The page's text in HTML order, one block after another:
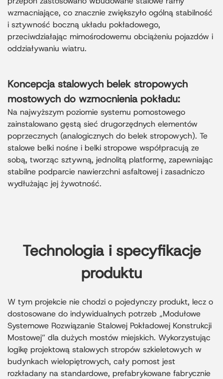
wzmacniające, co znacznie zwiększyło ogólną stabilność
i sztywność boczną układu pokładowego,
przeciwdziałając mimośrodowemu obciążeniu pojazdów i
oddziaływaniu wiatru.
Koncepcja stalowych belek stropowych
mostowych do wzmocnienia pokładu:
Na najwyższym poziomie systemu pomostowego
zainstalowano gęstą sieć drugorzędnych elementów
poprzecznych (analogicznych do belek stropowych). Te
stalowe belki nośne i belki stropowe współpracują ze
sobą, tworząc sztywną, jednolitą platformę, zapewniając
stabilne podparcie nawierzchni asfaltowej i zasadniczo
wydłużając jej żywotność.
Technologia i specyfikacje
produktu
W tym projekcie nie chodzi o pojedynczy produkt, lecz o
dostosowane do indywidualnych potrzeb „Modułowe
Systemowe Rozwiązanie Stalowej Pokładowej Konstrukcji
Mostowej” dla dużych mostów miejskich. Wykorzystując
logikę projektową stalowych stropów szkieletowych w
budynkach wielopiętrowych, cały pomost jest
rozkładany na standardowe, prefabrykowane fabrycznie